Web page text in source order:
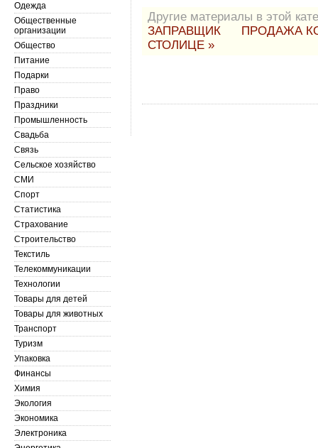
Другие материалы в этой
ЗАПРАВЩИК
ПРОДАЖА
СТОЛИЦЕ »
Одежда
Общественные
организации
Общество
Питание
Подарки
Право
Праздники
Промышленность
Свадьба
Связь
Сельское хозяйство
СМИ
Спорт
Статистика
Страхование
Строительство
Текстиль
Телекоммуникации
Технологии
Товары для детей
Товары для животных
Транспорт
Туризм
Упаковка
Финансы
Химия
Экология
Экономика
Электроника